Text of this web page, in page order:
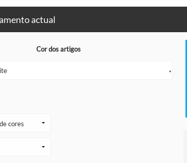
actual
Cor dos artigos
▼